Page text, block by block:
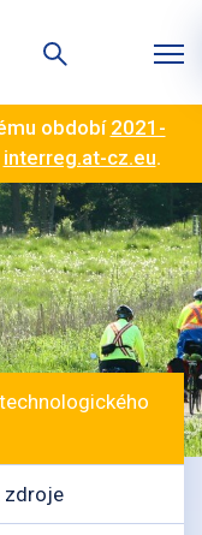
období2021-
interreg.at-cz.eu.
zdroje